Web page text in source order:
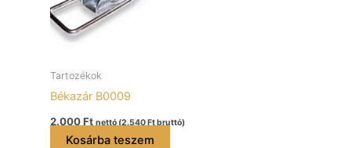
Tartozékok
Békazár B0009
2.000Ft nettó (2.540Ftbruttó)
Kosárba teszem